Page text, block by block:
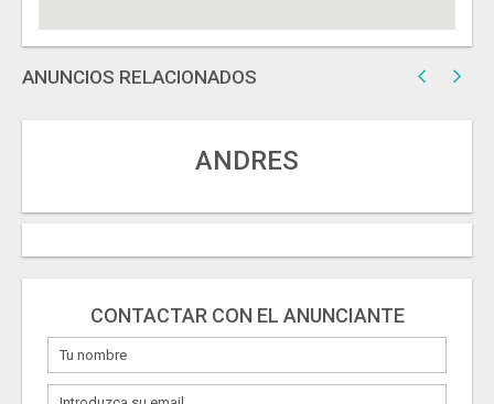
ANUNCIOS RELACIONADOS
ANDRES
CONTACTAR CON EL ANUNCIANTE